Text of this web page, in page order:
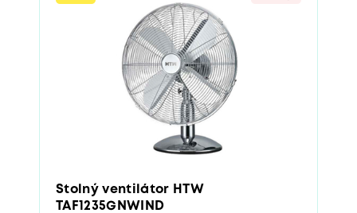
Stolný ventilátor HTW
TAF1235GNWIND